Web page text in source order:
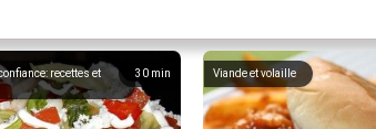
30 min
recettes et
Viande et volaille